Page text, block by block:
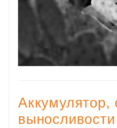
Аккумулятор,
выносливости